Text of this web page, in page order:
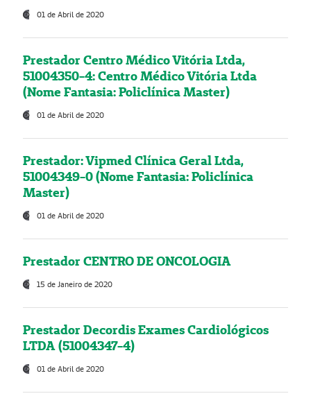
01 de Abril de 2020
Prestador Centro Médico Vitória Ltda,
51004350-4: Centro Médico Vitória Ltda
(Nome Fantasia: Policlínica Master)
01 de Abril de 2020
Prestador: Vipmed Clínica Geral Ltda,
51004349-0 (Nome Fantasia: Policlínica
Master)
01 de Abril de 2020
Prestador CENTRO DE ONCOLOGIA
15 de Janeiro de 2020
Prestador Decordis Exames Cardiológicos
LTDA (51004347-4)
01 de Abril de 2020